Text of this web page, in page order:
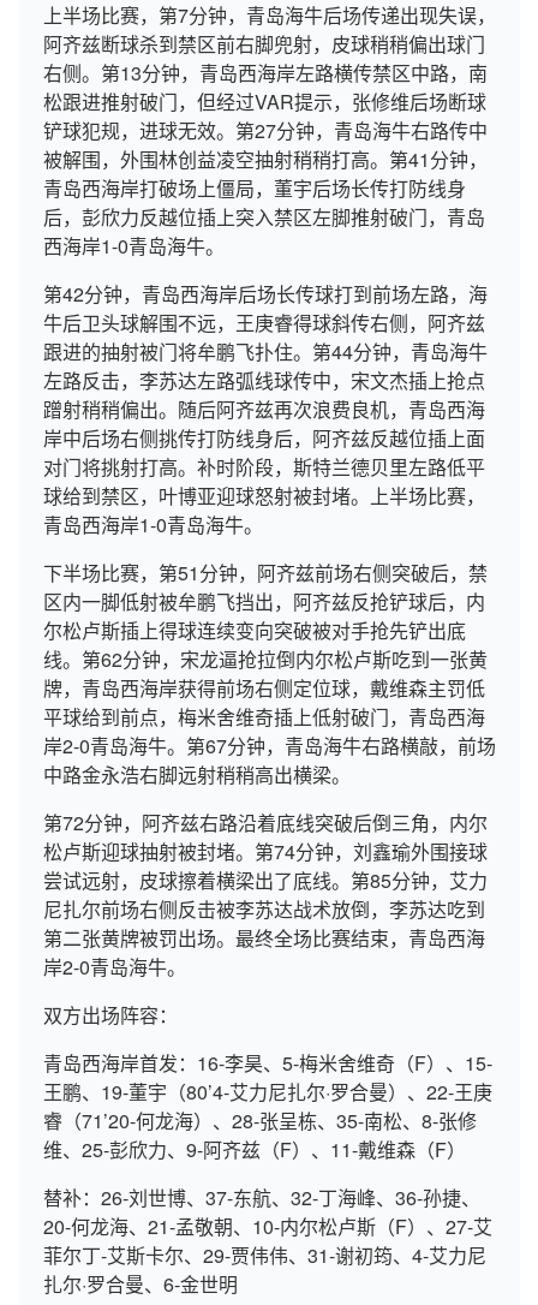
上半场比赛，第7分钟，青岛海牛后场传递出现失误，
阿齐兹断球杀到禁区前右脚兜射，皮球稍稍偏出球门
右侧。第13分钟，青岛西海岸左路横传禁区中路，南
松跟进推射破门，但经过VAR提示，张修维后场断球
铲球犯规，进球无效。第27分钟，青岛海牛右路传中
被解围，外围林创益凌空抽射稍稍打高。第41分钟，
青岛西海岸打破场上僵局，董宇后场长传打防线身
后，彭欣力反越位插上突入禁区左脚推射破门，青岛
西海岸1-0青岛海牛。
第42分钟，青岛西海岸后场长传球打到前场左路，海
牛后卫头球解围不远，王庚睿得球斜传右侧，阿齐兹
跟进的抽射被门将牟鹏飞扑住。第44分钟，青岛海牛
左路反击，李苏达左路弧线球传中，宋文杰插上抢点
蹭射稍稍偏出。随后阿齐兹再次浪费良机，青岛西海
岸中后场右侧挑传打防线身后，阿齐兹反越位插上面
对门将挑射打高。补时阶段，斯特兰德贝里左路低平
球给到禁区，叶博亚迎球怒射被封堵。上半场比赛，
青岛西海岸1-0青岛海牛。
下半场比赛，第51分钟，阿齐兹前场右侧突破后，禁
区内一脚低射被牟鹏飞挡出，阿齐兹反抢铲球后，内
尔松卢斯插上得球连续变向突破被对手抢先铲出底
线。第62分钟，宋龙逼抢拉倒内尔松卢斯吃到一张黄
牌，青岛西海岸获得前场右侧定位球，戴维森主罚低
平球给到前点，梅米舍维奇插上低射破门，青岛西海
岸2-0青岛海牛。第67分钟，青岛海牛右路横敲，前场
中路金永浩右脚远射稍稍高出横梁。
第72分钟，阿齐兹右路沿着底线突破后倒三角，内尔
松卢斯迎球抽射被封堵。第74分钟，刘鑫瑜外围接球
尝试远射，皮球擦着横梁出了底线。第85分钟，艾力
尼扎尔前场右侧反击被李苏达战术放倒，李苏达吃到
第二张黄牌被罚出场。最终全场比赛结束，青岛西海
岸2-0青岛海牛。
双方出场阵容：
青岛西海岸首发：16-李昊、5-梅米舍维奇（F）、15-
王鹏、19-董宇（80’4-艾力尼扎尔·罗合曼）、22-王庚
睿（71’20-何龙海）、28-张呈栋、35-南松、8-张修
维、25-彭欣力、9-阿齐兹（F）、11-戴维森（F）
替补：26-刘世博、37-东航、32-丁海峰、36-孙捷、
20-何龙海、21-孟敬朝、10-内尔松卢斯（F）、27-艾
菲尔丁-艾斯卡尔、29-贾伟伟、31-谢初筠、4-艾力尼
扎尔·罗合曼、6-金世明